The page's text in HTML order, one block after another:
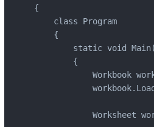
{
    class Program
    {
static void
        {
Workbook
Worksheet